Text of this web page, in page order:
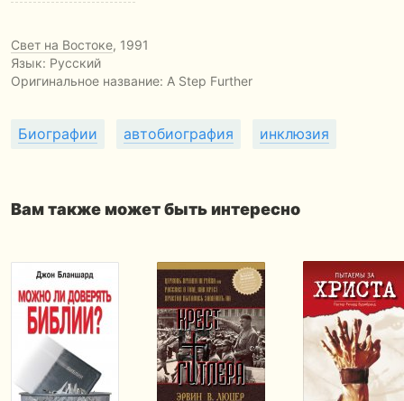
Свет на Востоке, 1991
Язык: Русский
Оригинальное название: A Step Further
Биографии автобиография инклюзия
Вам также может быть интересно